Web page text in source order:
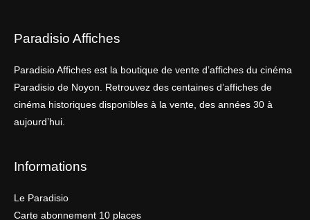
Paradisio Affiches
Paradisio Affiches est la boutique de vente d’affiches du cinéma
Paradisio de Noyon. Retrouvez des centaines d’affiches de
cinéma historiques disponibles à la vente, des années 30 à
aujourd’hui.
Informations
Le Paradisio
Carte abonnement 10 places